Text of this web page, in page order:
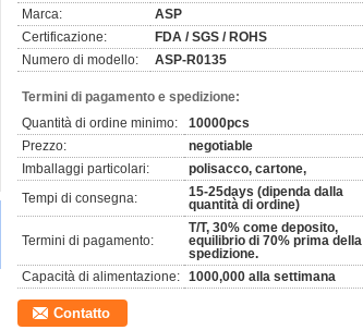
Marca:
ASP
Certificazione:
FDA / SGS / ROHS
Numero di modello:
ASP-R0135
Termini di pagamento e spedizione:
Quantità di ordine minimo:
10000pcs
Prezzo:
negotiable
Imballaggi particolari:
polisacco, cartone,
Tempi di consegna:
15-25days (dipenda dalla
quantità di ordine)
Termini di pagamento:
T/T, 30% come deposito,
equilibrio di 70% prima della
spedizione.
Capacità di alimentazione: 1000,000 alla settimana
Contatto